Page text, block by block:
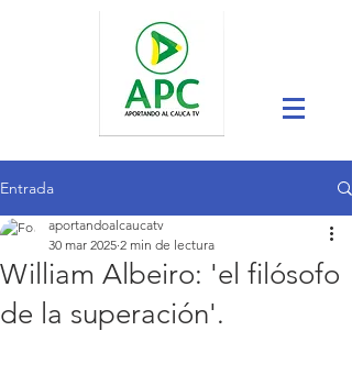
Entrada
William Albeiro: 'el filósofo
de la superación'.
aportandoalcaucatv
30 mar 2025 2 min de lectura